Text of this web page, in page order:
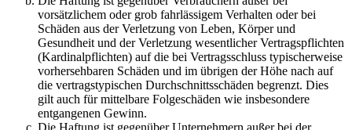
vorsätzlichem oder grob fahrlässigem Verhalten oder bei
Schäden aus der Verletzung von Leben, Körper und
Gesundheit und der Verletzung wesentlicher Vertragspflichten
(Kardinalpflichten) auf die bei Vertragsschluss typischerweise
vorhersehbaren Schäden und im übrigen der Höhe nach auf
die vertragstypischen Durchschnittsschäden begrenzt. Dies
gilt auch für mittelbare Folgeschäden wie insbesondere
entgangenen Gewinn.